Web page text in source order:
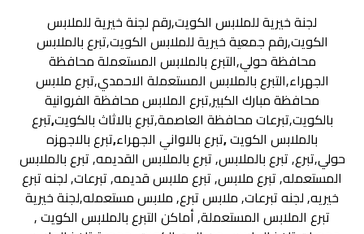
لجنة خيرية للملابس الكويت,رقم لجنة خيرية للملابس
الكويت,رقم جمعية خيرية للملابس الكويت,تبرع بالملابس
محافظة حولي,التبرع بالملابس المستعملة محافظة
الجهراء,التبرع بالملابس المستعملة الاحمدي,تبرع ملابس
محافظة مبارك الكبير,تبرع الملابس محافظة الفروانية
بالكويت,تبرعات محافظة العاصمة,تبرع بالاثاث بالكويت,تبرع
بالملابس الكويت,تبرع بالاواني الجهراء,تبرع بالاجهزه
حولي,تبرع, تبرع بالملابس, تبرع بالملابس القديمه, تبرع بالملابس
المستعمله, تبرع ملابس, تبرع ملابس قديمه, تبرعات, لجنه تبرع
خيريه, لجنه تبرعات, ملابس تبرع, ملابس مستعمله,لجنة خيرية
تبرع الملابس المستعملة, أماكن التبرع بالملابس الكويت ,